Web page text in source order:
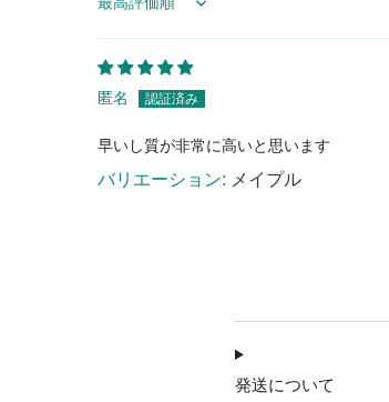
Sort by
匿名
早いし質が非常に高いと思います
メイプル
発送について